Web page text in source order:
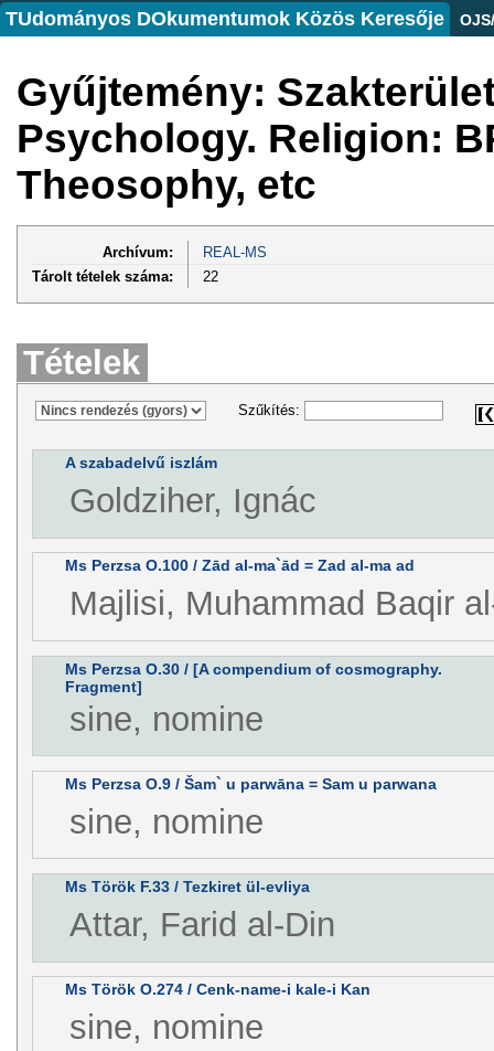
TUdományos DOkumentumok Közös Keresője
Gyűjtemény:
Psychology. Religion:
Theosophy, etc
Archívum:
REAL-MS
Tárolt tételek száma:
22
Tételek
Szűkítés:
A szabadelvű iszlám
Goldziher, Ignác
Ms Perzsa O.100 / Zād al-ma`ād = Zad al-ma ad
Majlisi, Muhammad Baqir
Ms Perzsa O.30 / [A compendium of cosmography.
Fragment]
sine, nomine
Ms Perzsa O.9 / Šam` u parwāna = Sam u parwana
sine, nomine
Ms Török F.33 / Tezkiret ül-evliya
Attar, Farid al-Din
Ms Török O.274 / Cenk-name-i kale-i Kan
sine, nomine